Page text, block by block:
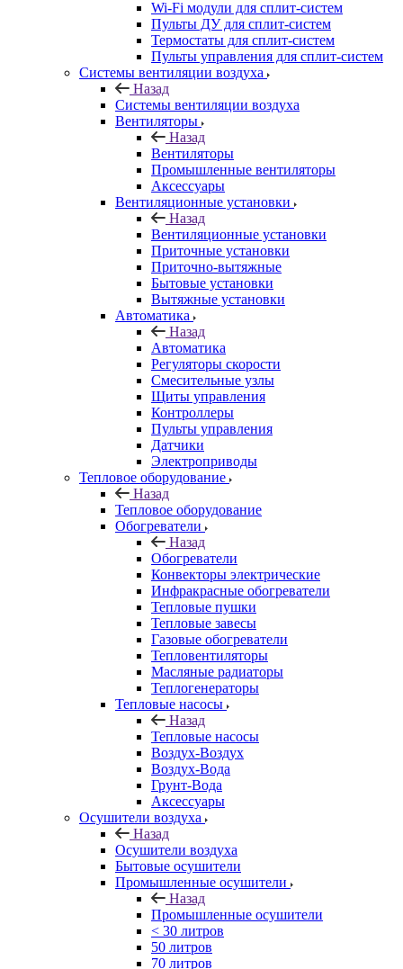
Wi-Fi модули для сплит-систем
Пульты ДУ для сплит-систем
Термостаты для сплит-систем
Пульты управления для сплит-систем
Системы вентиляции воздуха
Назад
Системы вентиляции воздуха
Вентиляторы
Назад
Вентиляторы
Промышленные вентиляторы
Аксессуары
Вентиляционные установки
Назад
Вентиляционные установки
Приточные установки
Приточно-вытяжные
Бытовые установки
Вытяжные установки
Автоматика
Назад
Автоматика
Регуляторы скорости
Смесительные узлы
Щиты управления
Контроллеры
Пульты управления
Датчики
Электроприводы
Тепловое оборудование
Назад
Тепловое оборудование
Обогреватели
Назад
Обогреватели
Конвекторы электрические
Инфракрасные обогреватели
Тепловые пушки
Тепловые завесы
Газовые обогреватели
Тепловентиляторы
Масляные радиаторы
Теплогенераторы
Тепловые насосы
Назад
Тепловые насосы
Воздух-Воздух
Воздух-Вода
Грунт-Вода
Аксессуары
Осушители воздуха
Назад
Осушители воздуха
Бытовые осушители
Промышленные осушители
Назад
Промышленные осушители
< 30 литров
50 литров
70 литров